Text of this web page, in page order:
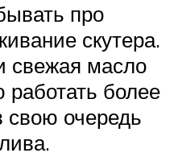
про
скутера.
свежая масло
работать более
свою очередь